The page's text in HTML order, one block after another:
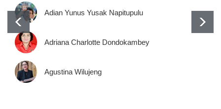
Adian Yunus Yusak Napitupulu
Adriana Charlotte Dondokambey
Agustina Wilujeng